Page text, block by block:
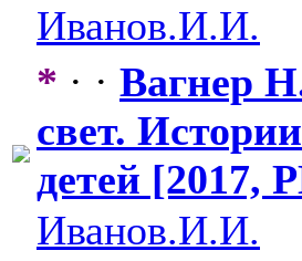
Иванов.И.И.
* · · Вагнер
свет.
детей [2017,
Иванов.И.И.